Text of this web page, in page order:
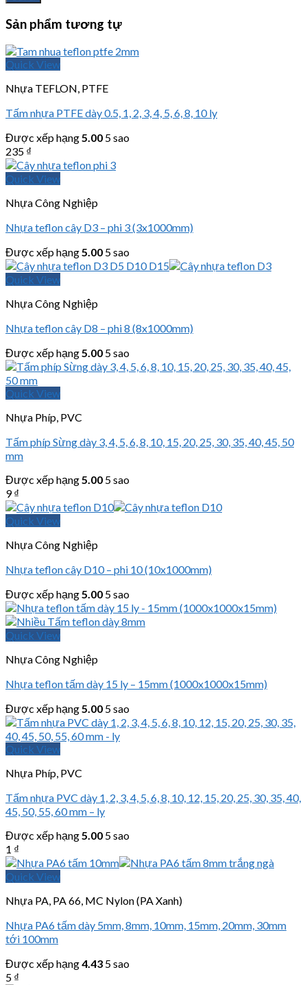
Sản phẩm tương tự
Quick View
Nhựa TEFLON, PTFE
Tấm nhựa PTFE dày 0.5, 1, 2, 3, 4, 5, 6, 8, 10 ly
Được xếp hạng5.00 5 sao
235 ₫
Quick View
Nhựa Công Nghiệp
Nhựa teflon cây D3 – phi 3 (3x1000mm)
Được xếp hạng5.00 5 sao
Quick View
Nhựa Công Nghiệp
Nhựa teflon cây D8 – phi 8 (8x1000mm)
Được xếp hạng5.00 5 sao
Quick View
Nhựa Phíp, PVC
Tấm phíp Sừng dày 3, 4, 5, 6, 8, 10, 15, 20, 25, 30, 35, 40, 45, 50
mm
Được xếp hạng5.00 5 sao
9₫
Quick View
Nhựa Công Nghiệp
Nhựa teflon cây D10 – phi 10 (10x1000mm)
Được xếp hạng5.00 5 sao
Quick View
Nhựa Công Nghiệp
Nhựa teflon tấm dày 15 ly – 15mm (1000x1000x15mm)
Được xếp hạng5.00 5 sao
Quick View
Nhựa Phíp, PVC
Tấm nhựa PVC dày 1, 2, 3, 4, 5, 6, 8, 10, 12, 15, 20, 25, 30, 35, 40,
45, 50, 55, 60 mm – ly
Được xếp hạng5.00 5 sao
1 ₫
Quick View
Nhựa PA, PA 66, MC Nylon (PA Xanh)
Nhựa PA6 tấm dày 5mm, 8mm, 10mm, 15mm, 20mm, 30mm
tới 100mm
Được xếp hạng4.43 5 sao
5 ₫